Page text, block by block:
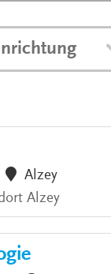
Alzey
Alzey